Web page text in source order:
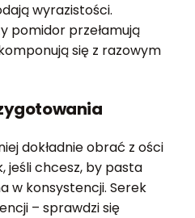
wyrazistości.
pomidor przełamują
się z razowym
dokładnie obrać z ości
jeśli chcesz, by pasta
w konsystencji. Serek
– sprawdzi się